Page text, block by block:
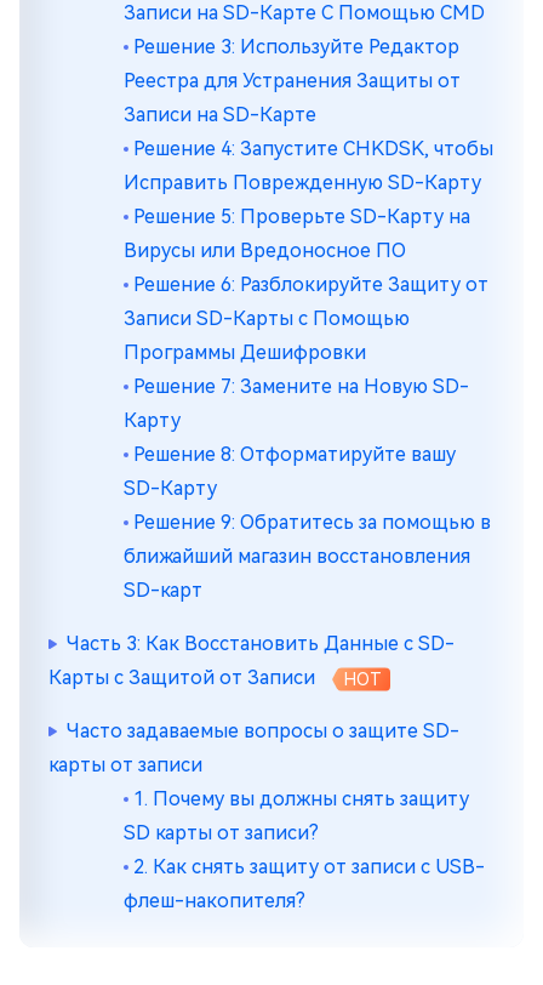
Записи на SD-Карте С Помощью CMD
Решение 3: Используйте Редактор
Реестра для Устранения Защиты от
Записи на SD-Карте
Решение 4: Запустите CHKDSK, чтобы
Исправить Поврежденную SD-Карту
Решение 5: Проверьте SD-Карту на
Вирусы или Вредоносное ПО
Решение 6: Разблокируйте Защиту от
Записи SD-Карты с Помощью
Программы Дешифровки
Решение 7: Замените на Новую SD-
Карту
Решение 8: Отформатируйте вашу
SD-Карту
Решение 9: Обратитесь за помощью в
ближайший магазин восстановления
SD-карт
Часть 3: Как Восстановить Данные с SD-
Карты с Защитой от Записи
HOT
Часто задаваемые вопросы о защите SD-
карты от записи
1. Почему вы должны снять защиту
SD карты от записи?
2. Как снять защиту от записи с USB-
флеш-накопителя?